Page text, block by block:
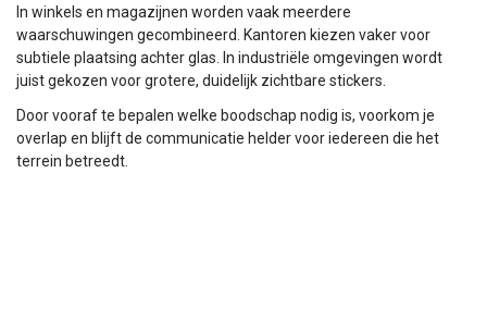
In winkels en magazijnen worden vaak meerdere
waarschuwingen gecombineerd. Kantoren kiezen vaker voor
subtiele plaatsing achter glas. In industriële omgevingen wordt
juist gekozen voor grotere, duidelijk zichtbare stickers.
Door vooraf te bepalen welke boodschap nodig is, voorkom je
overlap en blijft de communicatie helder voor iedereen die het
terrein betreedt.